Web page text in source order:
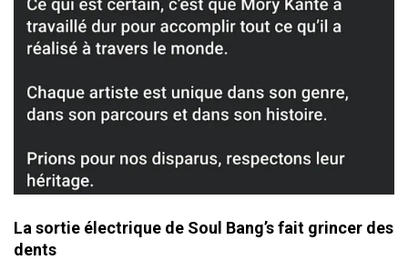
​La sortie électrique de Soul Bang’s fait grincer des
dents